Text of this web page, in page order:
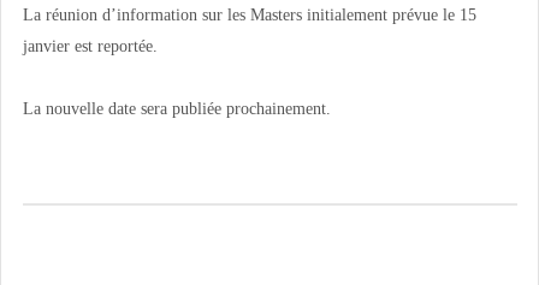
La réunion d’information sur les Masters initialement prévue le 15
janvier est reportée.
La nouvelle date sera publiée prochainement.